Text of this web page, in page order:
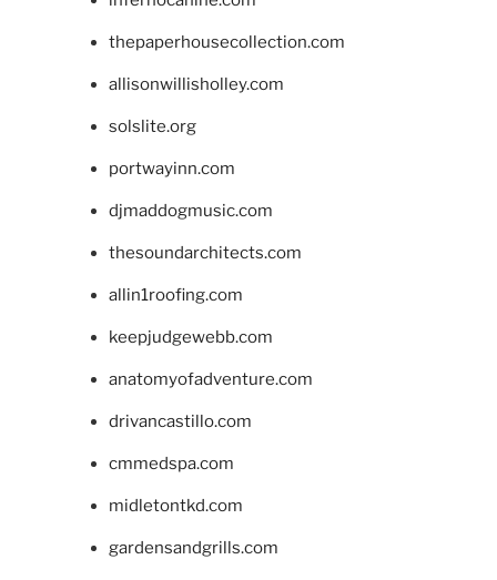
thepaperhousecollection.com
allisonwillisholley.com
solslite.org
portwayinn.com
djmaddogmusic.com
thesoundarchitects.com
allin1roofing.com
keepjudgewebb.com
anatomyofadventure.com
drivancastillo.com
cmmedspa.com
midletontkd.com
gardensandgrills.com